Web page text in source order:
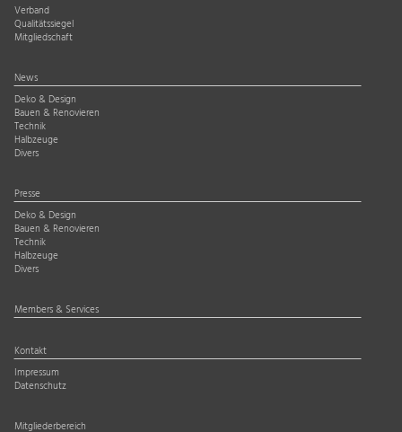
Verband
Qualitätssiegel
Mitgliedschaft
News
Deko & Design
Bauen & Renovieren
Technik
Halbzeuge
Divers
Presse
Deko & Design
Bauen & Renovieren
Technik
Halbzeuge
Divers
Members & Services
Kontakt
Impressum
Datenschutz
Mitgliederbereich